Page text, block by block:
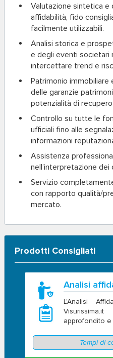
Valutazione sintetica e
affidabilità, fido
facilmente utilizzabili.
Analisi storica e
e degli eventi societari
intercettare trend e
Patrimonio immobiliare
delle garanzie
potenzialità di
Controllo su tutte le
ufficiali fino alle
informazioni
Assistenza
nell’interpretazione dei
Servizio
con rapporto qualità/
mercato.
Prodotti Consigliati
Analisi
L’Analisi
approfondito e
Tempi di